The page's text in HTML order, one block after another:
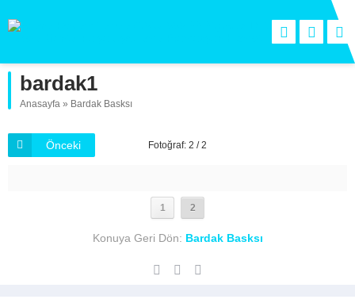
bardak1
Anasayfa » Bardak Basksı
Önceki Fotoğraf: 2 / 2
1 2
Konuya Geri Dön: Bardak Basksı